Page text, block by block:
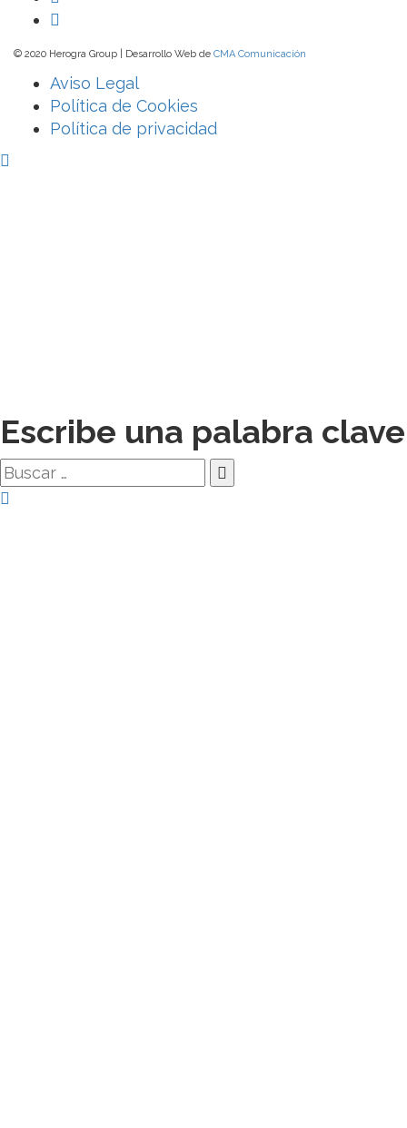
© 2020 Herogra Group | Desarrollo Web de CMA Comunicación
Aviso Legal
Política de Cookies
Política de privacidad
Escribe una palabra clave